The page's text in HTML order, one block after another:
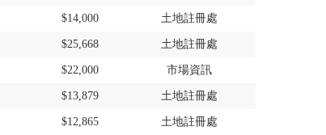
$14,000 土地註冊處
$25,668 土地註冊處
$22,000 市場資訊
$13,879 土地註冊處
$12,865 土地註冊處